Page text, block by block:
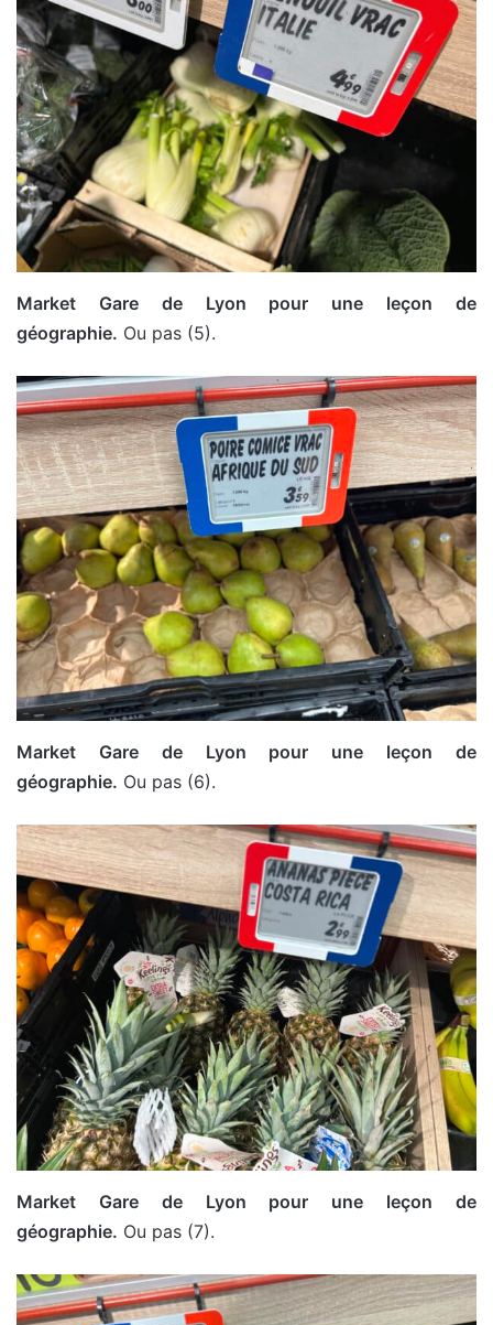
Market Gare de Lyon pour une leçon de
géographie. Ou pas (5).
Market Gare de Lyon pour une leçon de
géographie. Ou pas (6).
Market Gare de Lyon pour une leçon de
géographie. Ou pas (7).